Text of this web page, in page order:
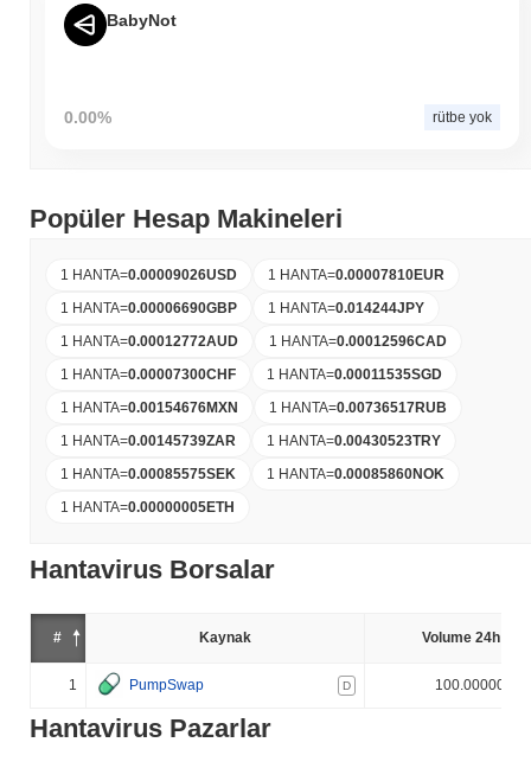
BabyNot
0.00% rütbe yok
Popüler Hesap Makineleri
1 HANTA=0.00009026USD 1 HANTA=0.00007810EUR
1 HANTA=0.00006690GBP 1 HANTA=0.014244JPY
1 HANTA=0.00012772AUD 1 HANTA=0.00012596CAD
1 HANTA=0.00007300CHF 1 HANTA=0.00011535SGD
1 HANTA=0.00154676MXN 1 HANTA=0.00736517RUB
1 HANTA=0.00145739ZAR 1 HANTA=0.00430523TRY
1 HANTA=0.00085575SEK 1 HANTA=0.00085860NOK
1 HANTA=0.00000005ETH
Hantavirus Borsalar
# Kaynak Volume 24h (%)
1 PumpSwap D 100.000000%
Hantavirus Pazarlar